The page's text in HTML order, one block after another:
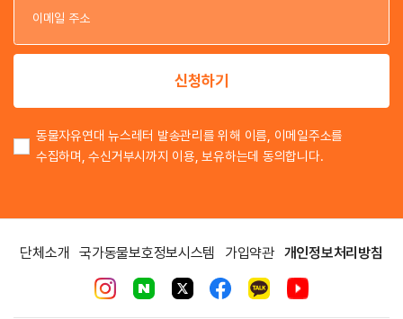
이
신청하기
동물자유연대 뉴스레터 발송관리를 위해 이름, 이메일주소를
수집하며, 수신거부시까지 이용, 보유하는데 동의합니다.
단체소개 국가동물보호정보시스템 가입약관 개인정보처리방침